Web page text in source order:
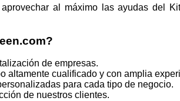
aprovechar al máximo las ayudas del
de empresas.
altamente cualificado y con amplia
para cada tipo de negocio.
de nuestros clientes.